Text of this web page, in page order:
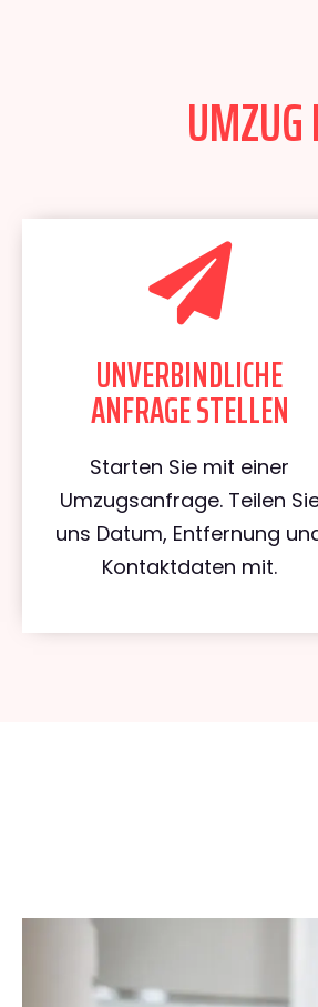
UNVERBINDLICHE
ANFRAGE STELLEN
Starten Sie mit einer
Umzugsanfrage. Teilen
uns Datum, Entfernung
Kontaktdaten mit.